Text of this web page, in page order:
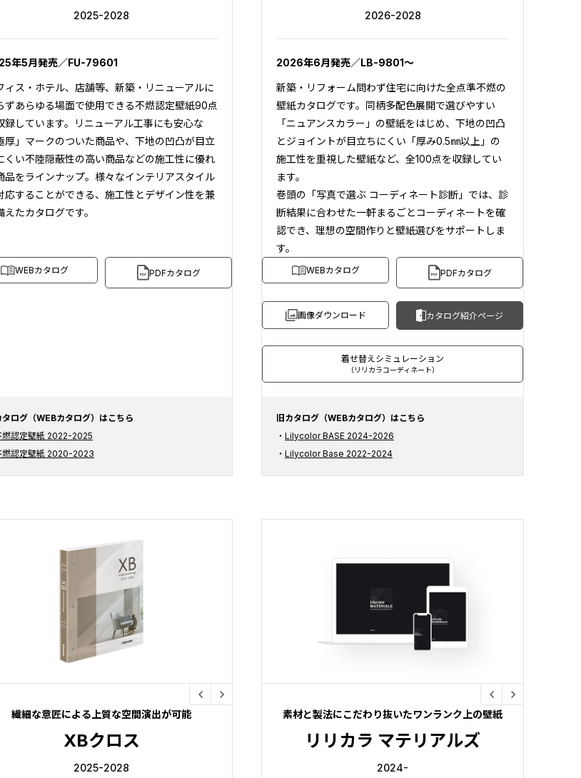
2025-2028
年5月発売／FU-79601
ィス・ホテル、店舗等、新築・リニューアルに
ずあらゆる場面で使用できる不燃認定壁紙90点
録しています。リニューアル工事にも安心な
厚」マークのついた商品や、下地の凹凸が目立
くい不陸隠蔽性の高い商品などの施工性に優れ
品をラインナップ。様々なインテリアスタイル
応することができる、施工性とデザイン性を兼
えたカタログです。
WEBカタログ PDFカタログ
タログ（WEBカタログ）はこちら
燃認定壁紙 2022-2025
燃認定壁紙 2020-2023
2026-2028
2026年6月発売／LB-9801～
新築・リフォーム問わず住宅に向けた全点準不燃の
壁紙カタログです。同柄多配色展開で選びやすい
「ニュアンスカラー」の壁紙をはじめ、下地の凹凸
とジョイントが目立ちにくい「厚み0.5㎜以上」の
施工性を重視した壁紙など、全100点を収録してい
ます。
巻頭の「写真で選ぶ コーディネート診断」では、診
断結果に合わせた一軒まるごとコーディネートを確
認でき、理想の空間作りと壁紙選びをサポートしま
す。
WEBカタログ PDFカタログ
画像ダウンロード カタログ紹介ページ
着せ替えシミュレーション
（リリカラコーディネート）
旧カタログ（WEBカタログ）はこちら
Lilycolor BASE 2024-2026
Lilycolor Base 2022-2024
繊細な意匠による上質な空間演出が可能
XBクロス
2025-2028
素材と製法にこだわり抜いたワンランク上の壁紙
リリカラ マテリアルズ
2024-